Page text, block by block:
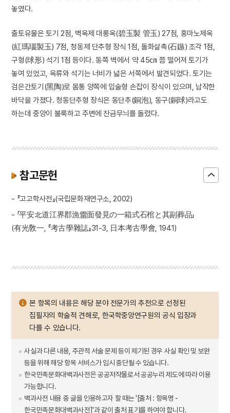
놓였다.
출토유물은 토기 2점, 벽옥제 대롱옥(碧玉製 管玉) 27점, 홍마노제옥
(紅瑪瑙製玉) 7점, 청동제 단추형 장식 1점, 돌화살촉(石鏃) 조각 1점,
구형(球形) 석기 1점 등이다. 동쪽 벽에서 약 45㎝ 쯤 떨어져 토기가
놓여 있었고, 옥류와 석기는 너비가 넓은 서쪽에서 발견되었다. 토기는
검은간토기(黑陶)로 몸통 양쪽에 입술형 손잡이 장식이 있으며, 납작한
바닥을 가졌다. 청동단추형 장식은 동단추(銅泡), 동구(銅球)라고도
하는데 중앙이 불룩하고 주변에 잔금무늬를 돌렸다.
참고문헌
- 『고고학사전』(국립문화재연구소, 2002)
- 「平安北道江界郡漁雷面發見の一箱式石棺と其副葬品」
(有光敎一, 『考古學雜誌』31-3, 日本考古學會, 1941)
본 항목의 내용은 해당 분야 전문가의 추천으로 선정된
집필자의 학술적 견해로, 한국학중앙연구원의 공식 입장과
다를 수 있습니다.
사실과 다른 내용, 주관적 서술 문제 등이 제기된 경우 사실 확인 및 보완
등을 위해 해당 항목 서비스가 임시 중단될 수 있습니다.
한국민족문화대백과사전은 공공저작물로서 공공누리 제도에 따라 이용
가능합니다.
백과사전 내용 중 글을 인용하고자 할 때는 '[출처 : 항목명 -
한국민족문화대백과사전]'과 같이 출처 표기를 하여야 합니다.